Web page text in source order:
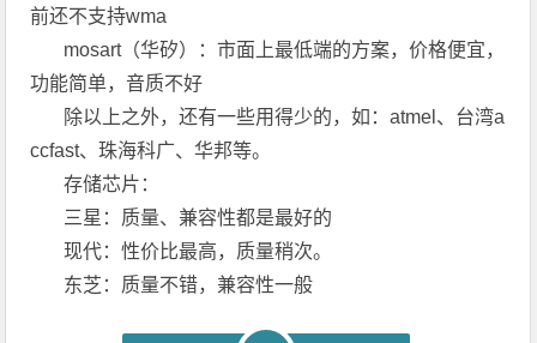
前还不支持wma
mosart（华矽）：市面上最低端的方案，价格便宜，
功能简单，音质不好
除以上之外，还有一些用得少的，如：atmel、台湾a
ccfast、珠海科广、华邦等。
存储芯片：
三星：质量、兼容性都是最好的
现代：性价比最高，质量稍次。
东芝：质量不错，兼容性一般